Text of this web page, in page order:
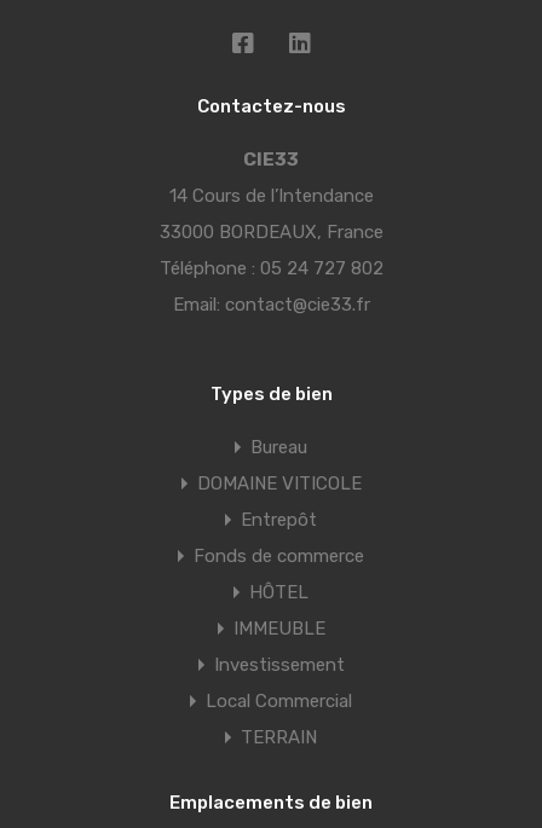
Contactez-nous
CIE33
14 Cours de l’Intendance
33000 BORDEAUX, France
Téléphone : 05 24 727 802
Email: contact@cie33.fr
Types de bien
Bureau
DOMAINE VITICOLE
Entrepôt
Fonds de commerce
HÔTEL
IMMEUBLE
Investissement
Local Commercial
TERRAIN
Emplacements de bien